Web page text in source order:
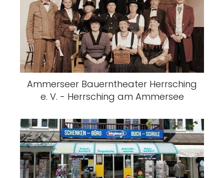
Ammerseer Bauerntheater Herrsching
e. V. - Herrsching am Ammersee